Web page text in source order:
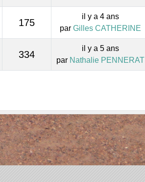
175
il y a 4 ans
par Gilles CATHERINE
334
il y a 5 ans
par Nathalie PENNERAT